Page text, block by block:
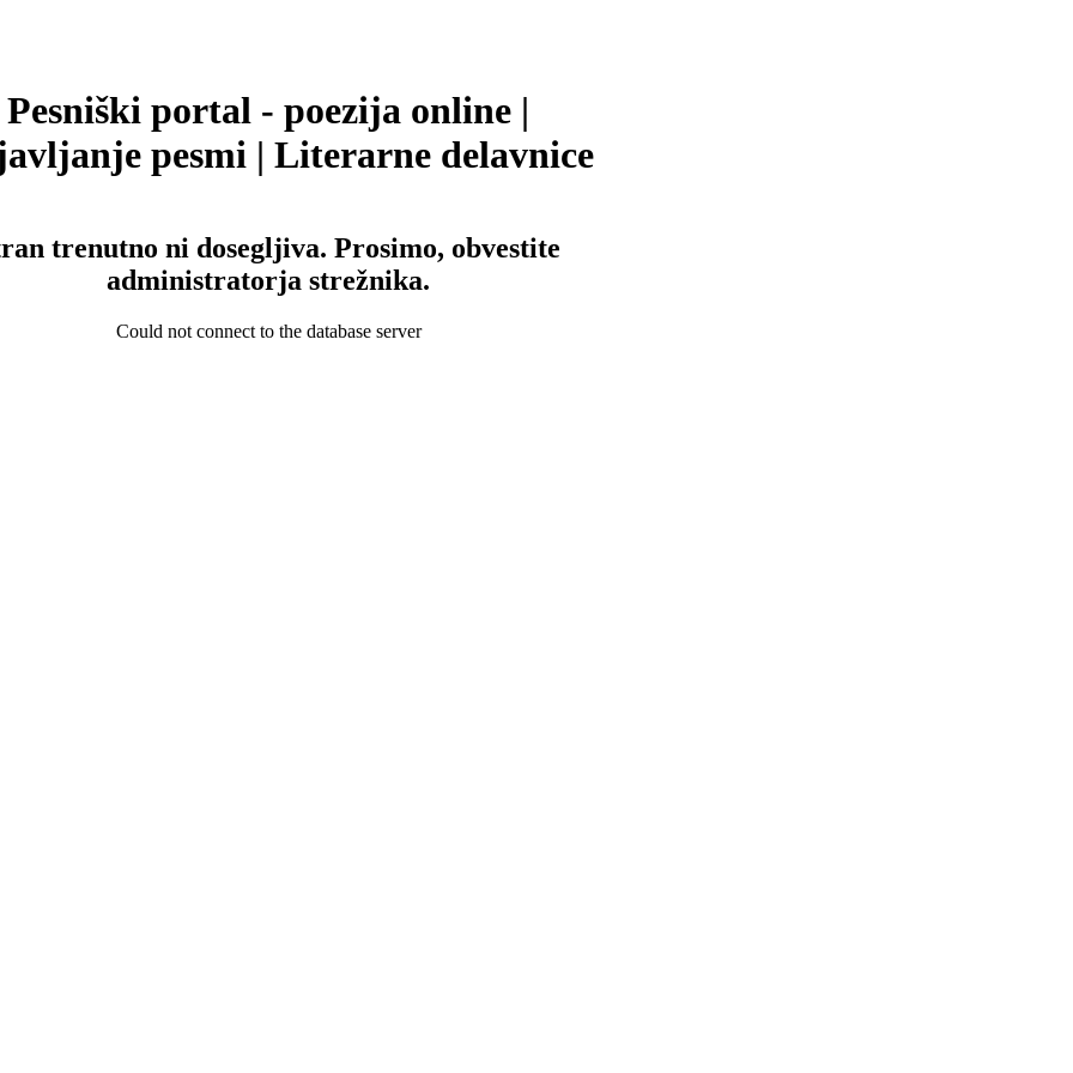
Pesniški portal - poezija online |
pesmi | Literarne delavnice
trenutno ni dosegljiva. Prosimo, obvestite
administratorja strežnika.
Could not connect to the database server